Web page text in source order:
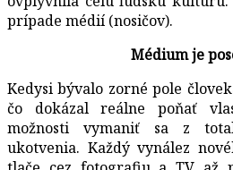
prípade médií (nosičov).
Médium je
Kedysi bývalo zorné pole
čo dokázal reálne poňať
možnosti vymaniť sa z
ukotvenia. Každý vynález